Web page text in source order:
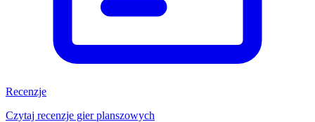
Recenzje
Czytaj recenzje gier planszowych